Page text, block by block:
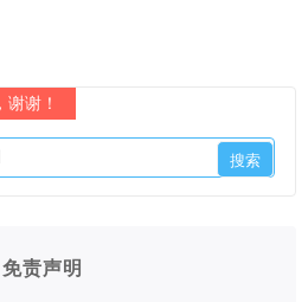
谢！
免责声明